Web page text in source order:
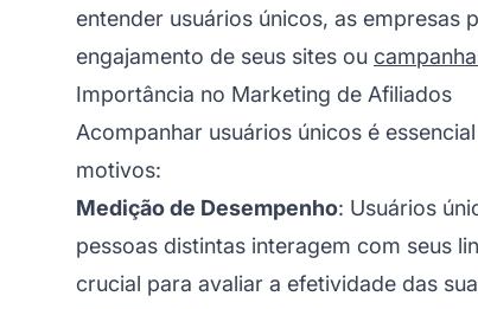
entender usuários únicos, as empresas
engajamento de seus sites ou
Importância no Marketing de Afiliados
Acompanhar usuários únicos é
motivos:
Medição de Desempenho: Usuários
pessoas distintas interagem com seus
crucial para avaliar a efetividade das